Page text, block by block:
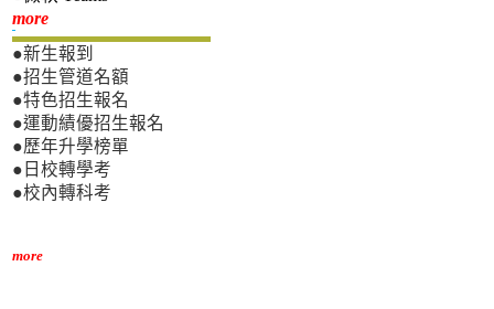
more新生專區
●新生報到
●招生管道名額
●特色招生報名
●運動績優招生報名
●歷年升學榜單
●日校轉學考
●校內轉科考
more